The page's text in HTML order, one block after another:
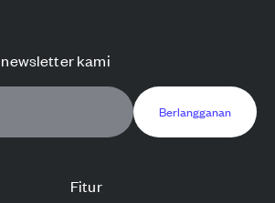
Fitur
kami
Berlangganan